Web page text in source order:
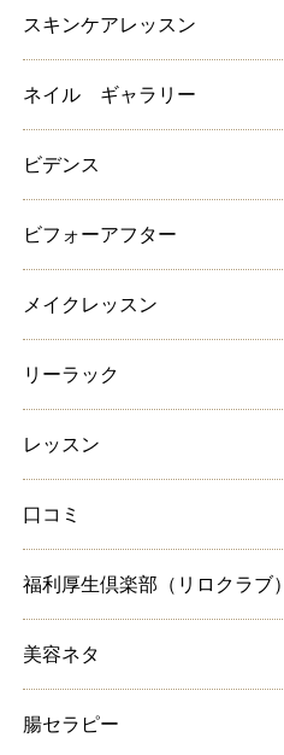
スキンケアレッスン
ネイル ギャラリー
ビデンス
ビフォーアフター
メイクレッスン
リーラック
レッスン
口コミ
福利厚生倶楽部（リロクラブ）
美容ネタ
腸セラピー